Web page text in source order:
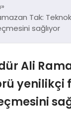
Tak:
sağlıyor
Ali
yenilikçi